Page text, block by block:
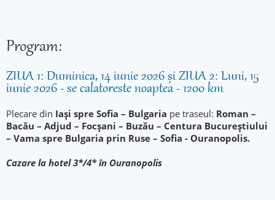
Program:
ZIUA 1: Duminica, 14 iunie 2026 și ZIUA 2: Luni, 15
iunie 2026 - se calatoreste noaptea - 1200 km
Plecare din Iași spre Sofia – Bulgaria pe traseul: Roman –
Bacău – Adjud – Focșani – Buzău – Centura Bucureștiului
– Vama spre Bulgaria prin Ruse – Sofia - Ouranopolis.
Cazare la hotel 3*/4* în Ouranopolis